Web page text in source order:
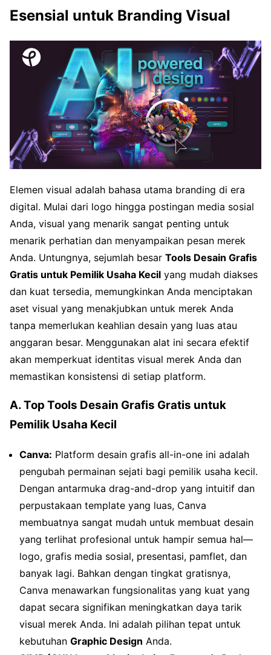
Esensial untuk Branding Visual
Elemen visual adalah bahasa utama branding di era
digital. Mulai dari logo hingga postingan media sosial
Anda, visual yang menarik sangat penting untuk
menarik perhatian dan menyampaikan pesan merek
Anda. Untungnya, sejumlah besar Tools Desain Grafis
Gratis untuk Pemilik Usaha Kecil yang mudah diakses
dan kuat tersedia, memungkinkan Anda menciptakan
aset visual yang menakjubkan untuk merek Anda
tanpa memerlukan keahlian desain yang luas atau
anggaran besar. Menggunakan alat ini secara efektif
akan memperkuat identitas visual merek Anda dan
memastikan konsistensi di setiap platform.
A. Top Tools Desain Grafis Gratis untuk
Pemilik Usaha Kecil
Canva: Platform desain grafis all-in-one ini adalah
pengubah permainan sejati bagi pemilik usaha kecil.
Dengan antarmuka drag-and-drop yang intuitif dan
perpustakaan template yang luas, Canva
membuatnya sangat mudah untuk membuat desain
yang terlihat profesional untuk hampir semua hal—
logo, grafis media sosial, presentasi, pamflet, dan
banyak lagi. Bahkan dengan tingkat gratisnya,
Canva menawarkan fungsionalitas yang kuat yang
dapat secara signifikan meningkatkan daya tarik
visual merek Anda. Ini adalah pilihan tepat untuk
kebutuhan Graphic Design Anda.